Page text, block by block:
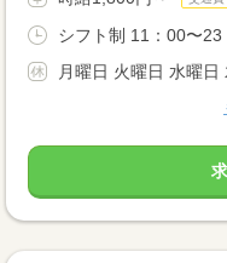
シフト制 11：00〜23
月曜日 火曜日 水曜